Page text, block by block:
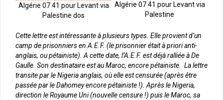
Algérie 07 41 pour Levant via
Palestine dos
Algérie 07 41 pour Levant via
Palestine
Cette lettre est intéressante à plusieurs types. Elle provient d’un
camp de prisonniers en A.E.F. (le prisonnier était à priori anti-
anglais, ou pétainiste). A cette date, l’A.E.F. est déjà ralliée à De
Gaulle. Son destinataire est au Maroc, encore pétainiste. La lettre
transite par le Nigeria anglais, où elle est censurée (après être
passée par le Dahomey encore pétainiste !). Après le Nigeria,
direction le Royaume Uni (nouvelle censure !) puis le Maroc, sa